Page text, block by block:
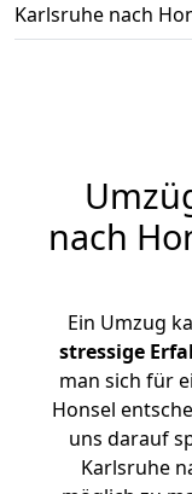
Karlsruhe nach
nach
Ein Umzug
stressige
man sich für
Honsel
uns darauf
Karlsruhe